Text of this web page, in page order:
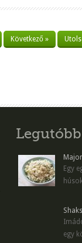
Következő »
Egy
egy